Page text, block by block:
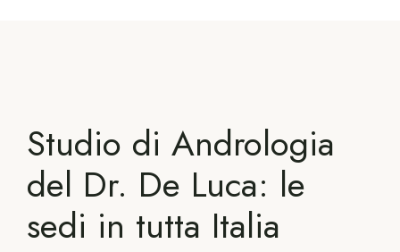
Studio di Andrologia
del Dr. De Luca: le
sedi in tutta Italia